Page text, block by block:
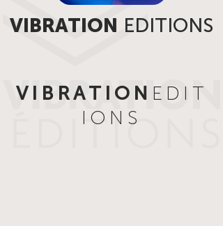
VIBRATION EDITIONS
VIBRATION EDIT
IONS